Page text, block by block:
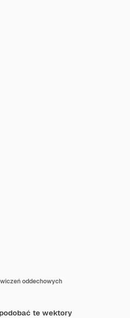
oddechowych
te wektory